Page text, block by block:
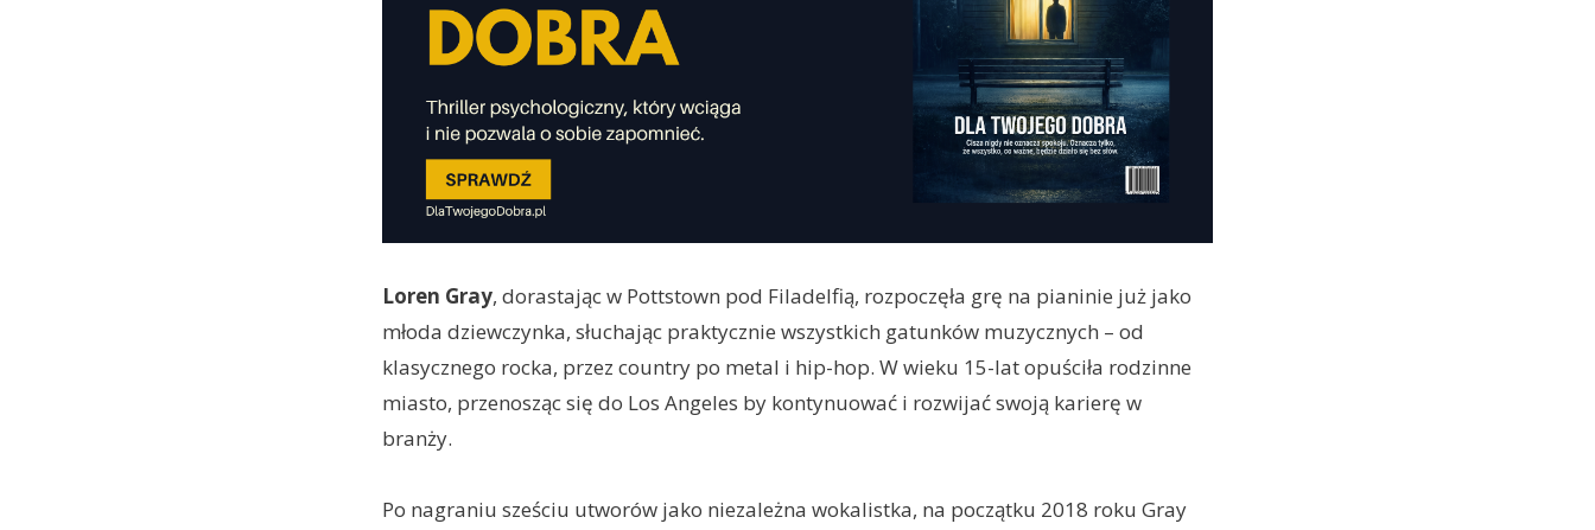
Loren Gray, dorastając w Pottstown pod Filadelfią, rozpoczęła grę na pianinie już jako
młoda dziewczynka, słuchając praktycznie wszystkich gatunków muzycznych – od
klasycznego rocka, przez country po metal i hip-hop. W wieku 15-lat opuściła rodzinne
miasto, przenosząc się do Los Angeles by kontynuować i rozwijać swoją karierę w
branży.
Po nagraniu sześciu utworów jako niezależna wokalistka, na początku 2018 roku Gray